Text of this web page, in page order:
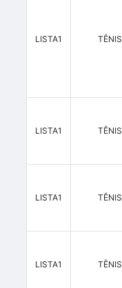
LISTA1 TÊNIS
LISTA1 TÊNIS
LISTA1 TÊNIS
LISTA1 TÊNIS